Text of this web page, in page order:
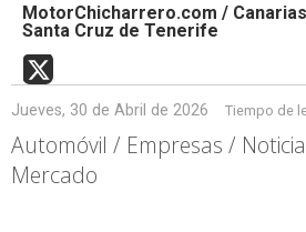
MotorChicharrero.com /
Santa Cruz de Tenerife
Jueves, 30 de Abril de 2026 Tiempo de
Automóvil / Empresas /
Mercado